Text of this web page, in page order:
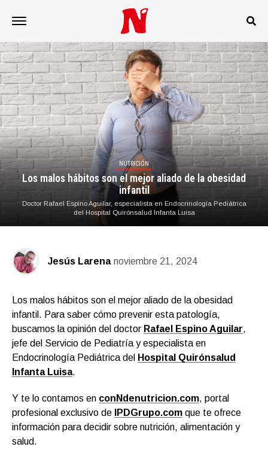
NUTRICIÓN
Los malos hábitos son el mejor aliado de la obesidad
infantil
Doctor Rafael Espino Aguilar, especialista en Endocrinología Pediátrica
del Hospital Quirónsalud Infanta Luisa
Jesús Larena noviembre 21, 2024
Los malos hábitos son el mejor aliado de la obesidad
infantil. Para saber cómo prevenir esta patología,
buscamos la opinión del doctor Rafael Espino Aguilar,
jefe del Servicio de Pediatría y especialista en
Endocrinología Pediátrica del Hospital Quirónsalud
Infanta Luisa.
Y te lo contamos en conNdenutricion.com, portal
profesional exclusivo de
IPDGrupo.com que te ofrece
información para decidir sobre nutrición, alimentación y
salud.